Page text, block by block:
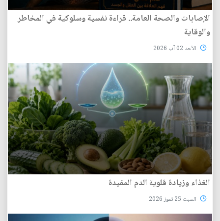
الإصابات والصحة العامة.. قراءة نفسية وسلوكية في المخاطر
والوقاية
الأحد 02 آب 2026
الغذاء وزيادة قلوية الدم المفيدة
السبت 25 تموز 2026